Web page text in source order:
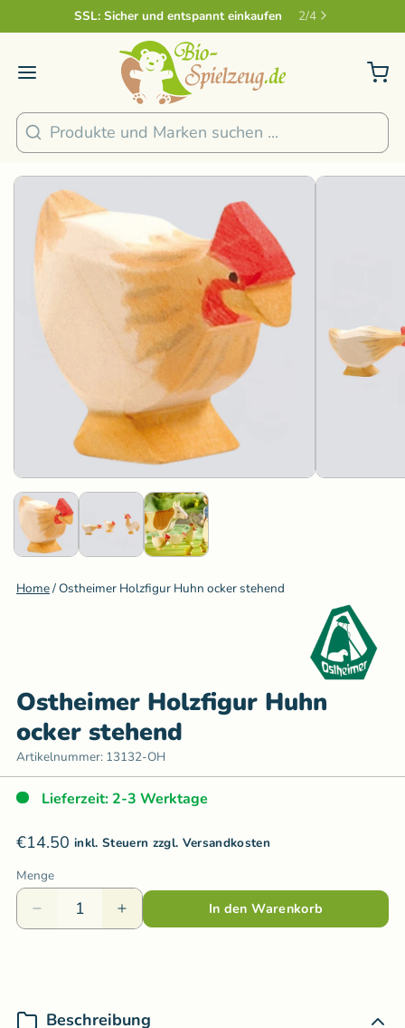
Sicher und nachhaltig Bezahlen 4
Suchen
Home/Ostheimer Holzfigur Huhn ocker stehend
Ostheimer Holzfigur Huhn
ocker stehend
Artikelnummer: 13132-OH
Lieferzeit: 2-3 Werktage
€14.50 inkl. Steuern zzgl. Versandkosten
Menge
In den Warenkorb
Beschreibung
1/3